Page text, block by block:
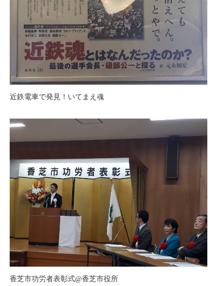
近鉄電車で発見！いてまえ魂
香芝市功労者表彰式@香芝市役所